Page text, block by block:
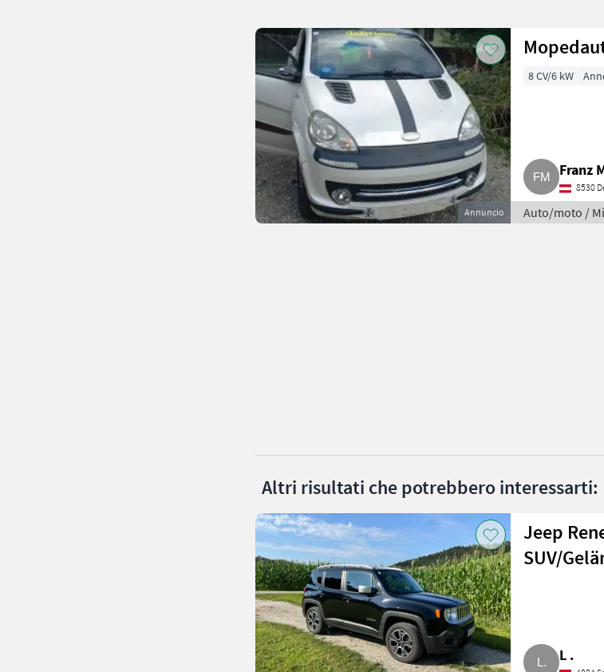
Annuncio
8 CV/6 kW
Franz
8530
Auto/moto /
Altri risultati che potrebbero interessarti:
Jeep
SUV/
L .